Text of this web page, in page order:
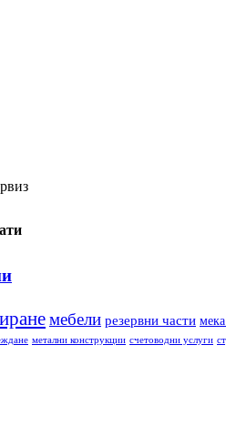
мебели резервни части
метални конструкции счетоводни услуги